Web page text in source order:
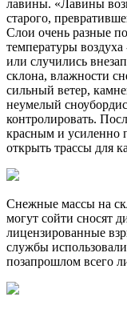
лавины. «Лавины
старого,
Слои очень разные
температуры
или случились
склона, влажности
сильный ветер,
неумелый
контролировать.
красным и усиленно
открыть трассы для
Снежные массы на
могут сойти сносят
лицензированные
службы
позапрошлом всего